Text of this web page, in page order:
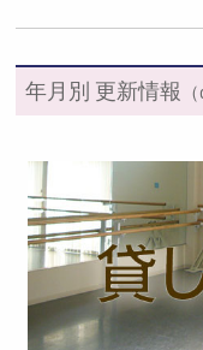
年月別 更新情報
2026年 (7)
2025年 (12)
2024年 (12)